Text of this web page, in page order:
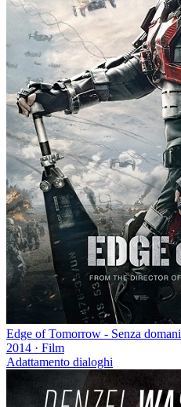
Edge of Tomorrow - Senza domani
2014 · Film
Adattamento dialoghi